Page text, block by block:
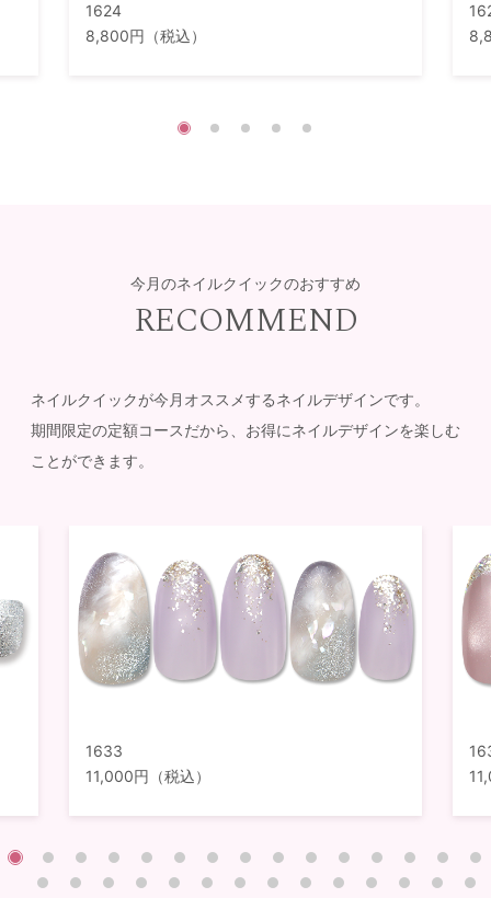
1624
8,800円（税込）
今月のネイルクイックのおすすめ
RECOMMEND
ネイルクイックが今月オススメするネイルデザインです。
期間限定の定額コースだから、お得にネイルデザインを楽しむ
ことができます。
1633
11,000円（税込）